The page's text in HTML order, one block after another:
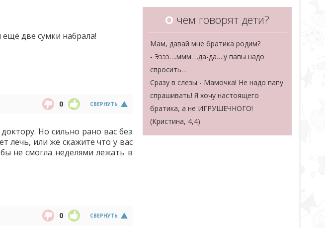
две сумки набрала!
СВЕРНУТЬ
0
Но сильно рано вас без
лечь, или же скажите что у вас
не смогла неделями лежать в
СВЕРНУТЬ
0
О чем говорят дети?
Мам, давай мне братика родим?
- Ээээ….ммм….да-да….у папы надо
спросить…
Сразу в слезы - Мамочка! Не надо папу
спрашивать! Я хочу настоящего
братика, а не ИГРУШЕЧНОГО!
(Кристина, 4,4)